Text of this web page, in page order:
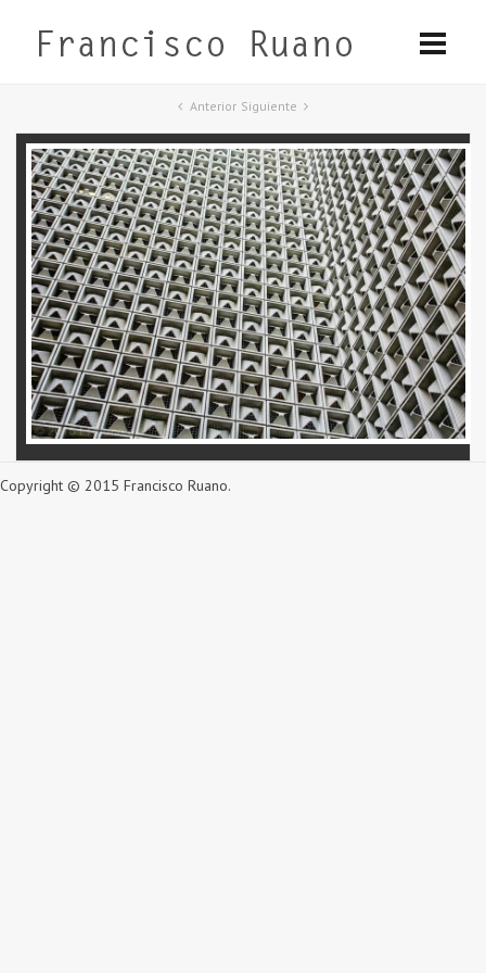
Anterior Siguiente
Copyright © 2015 Francisco Ruano.